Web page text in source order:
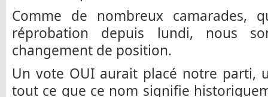
Comme de nombreux camarades,
réprobation depuis lundi, nous
changement de position.
Un vote OUI aurait placé notre parti,
tout ce que ce nom signifie